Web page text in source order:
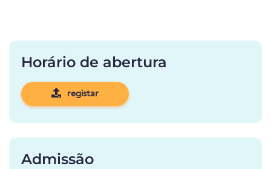
Horário de abertura
registar
Admissão